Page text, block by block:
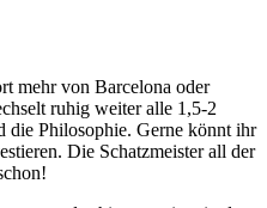
mehr von Barcelona oder
ruhig weiter alle 1,5-2
die Philosophie. Gerne könnt ihr
Die Schatzmeister all der